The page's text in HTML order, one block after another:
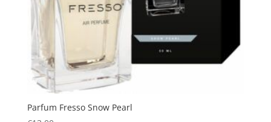
Parfum Fresso Snow Pearl